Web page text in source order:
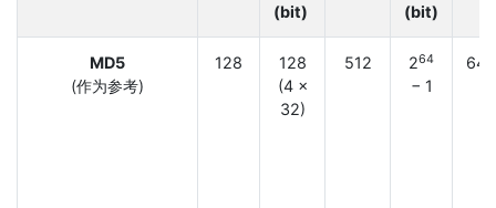
(bit)
(bit)
MD5
(作为参考)
128
128
(4 ×
32)
512 264
− 1
64